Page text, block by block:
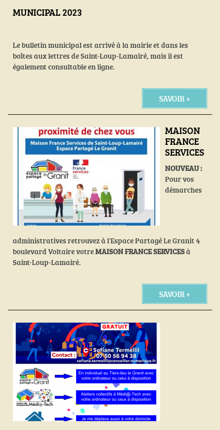
MUNICIPAL 2023
Le bulletin municipal est arrivé à la mairie et dans les
boîtes aux lettres de Saint-Loup-Lamairé, mais il est
également consultable en ligne.
SAVOIR +
MAISON
FRANCE
SERVICES
NOUVEAU :
Pour vos
démarches
administratives retrouvez à l'Espace Partagé Le Granit 4
boulevard Voltaire votreMAISON FRANCE SERVICESà
Saint-Loup-Lamairé.
SAVOIR +